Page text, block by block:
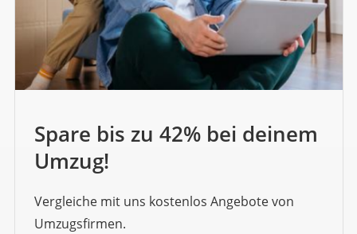
Spare bis zu 42% bei deinem
Umzug!
Vergleiche mit uns kostenlos Angebote von
Umzugsfirmen.